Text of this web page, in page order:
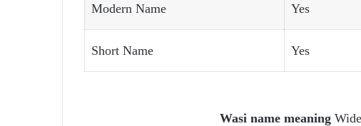
Modern Name Yes
Short Name Yes
Wasi name meaning